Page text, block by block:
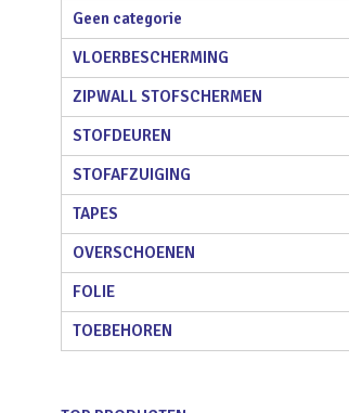
Geen categorie
VLOERBESCHERMING
ZIPWALL STOFSCHERMEN
STOFDEUREN
STOFAFZUIGING
TAPES
OVERSCHOENEN
FOLIE
TOEBEHOREN